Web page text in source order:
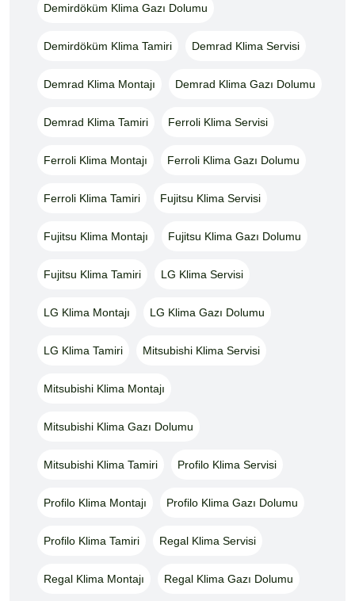
Demirdöküm Klima Gazı Dolumu
Demirdöküm Klima Tamiri Demrad Klima Servisi
Demrad Klima Montajı Demrad Klima Gazı Dolumu
Demrad Klima Tamiri Ferroli Klima Servisi
Ferroli Klima Montajı Ferroli Klima Gazı Dolumu
Ferroli Klima Tamiri Fujitsu Klima Servisi
Fujitsu Klima Montajı Fujitsu Klima Gazı Dolumu
Fujitsu Klima Tamiri LG Klima Servisi
LG Klima Montajı LG Klima Gazı Dolumu
LG Klima Tamiri Mitsubishi Klima Servisi
Mitsubishi Klima Montajı
Mitsubishi Klima Gazı Dolumu
Mitsubishi Klima Tamiri Profilo Klima Servisi
Profilo Klima Montajı Profilo Klima Gazı Dolumu
Profilo Klima Tamiri Regal Klima Servisi
Regal Klima Montajı Regal Klima Gazı Dolumu